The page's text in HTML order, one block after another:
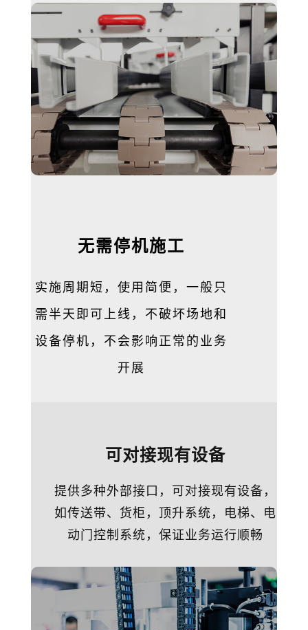
无需停机施工
实施周期短，使用简便，一般只
需半天即可上线，不破坏场地和
设备停机，不会影响正常的业务
开展
可对接现有设备
提供多种外部接口，可对接现有设备，
如传送带、货柜，顶升系统，电梯、电
动门控制系统，保证业务运行顺畅